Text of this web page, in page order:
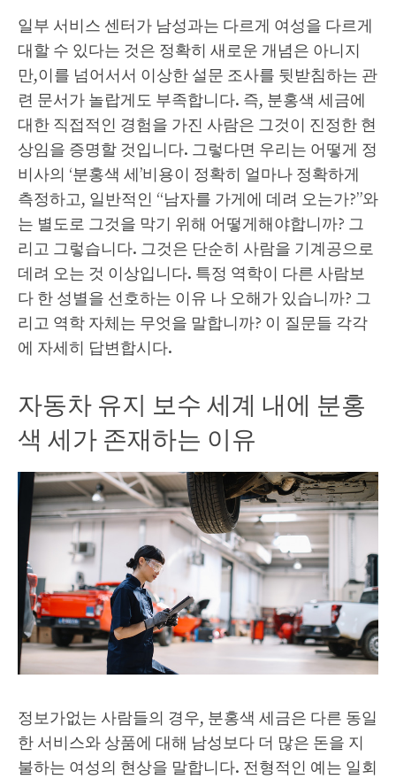
일부 서비스 센터가 남성과는 다르게 여성을 다르게
대할 수 있다는 것은 정확히 새로운 개념은 아니지
만,이를 넘어서서 이상한 설문 조사를 뒷받침하는 관
련 문서가 놀랍게도 부족합니다. 즉, 분홍색 세금에
대한 직접적인 경험을 가진 사람은 그것이 진정한 현
상임을 증명할 것입니다. 그렇다면 우리는 어떻게 정
비사의 ‘분홍색 세’비용이 정확히 얼마나 정확하게
측정하고, 일반적인 “남자를 가게에 데려 오는가?”와
는 별도로 그것을 막기 위해 어떻게해야합니까? 그
리고 그렇습니다. 그것은 단순히 사람을 기계공으로
데려 오는 것 이상입니다. 특정 역학이 다른 사람보
다 한 성별을 선호하는 이유 나 오해가 있습니까? 그
리고 역학 자체는 무엇을 말합니까? 이 질문들 각각
에 자세히 답변합시다.
자동차 유지 보수 세계 내에 분홍
색 세가 존재하는 이유
정보가없는 사람들의 경우, 분홍색 세금은 다른 동일
한 서비스와 상품에 대해 남성보다 더 많은 돈을 지
불하는 여성의 현상을 말합니다. 전형적인 예는 일회